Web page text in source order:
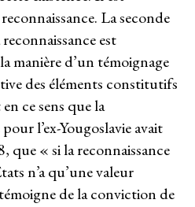
La seconde
est
manière d’un témoignage
des éléments constitutifs
ce sens que la
l’ex-Yougoslavie avait
que « si la reconnaissance
n’a qu’une valeur
de la conviction de